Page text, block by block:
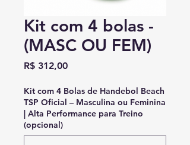
Kit com 4 bolas -
(MASC OU FEM)
R$ 312,00Preço
Kit com 4 Bolas de Handebol Beach
TSP Oficial – Masculina ou Feminina
| Alta Performance para Treino
(opcional)